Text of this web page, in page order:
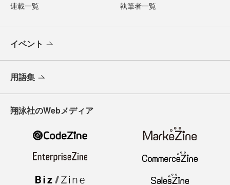
連載一覧 執筆者一覧
イベント
用語集
翔泳社のWebメディア